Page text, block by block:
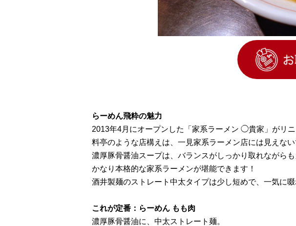
らーめん飛粋の魅力
2013年4月にオープンした「家系ラーメン ◯貴家」がリ
料亭のような店構えは、一見家系ラーメン店には見えない
濃厚豚骨醤油スープは、バランスがしっかり取れながらも
かなり本格的な家系ラーメンが堪能できます！
酒井製麺のストレート中太タイプは少し短めで、一気に啜
これが定番：らーめん もも肉
濃厚豚骨醤油に、中太ストレート麺。